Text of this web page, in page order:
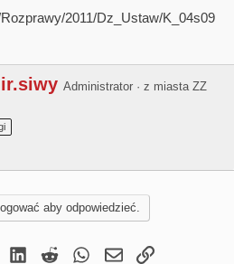
2011/Dz_Ustaw/K_04s09
Administrator · z miasta ZZ
aby odpowiedzieć.
LinkedIn
Reddit WhatsApp
EmailUmieść Link